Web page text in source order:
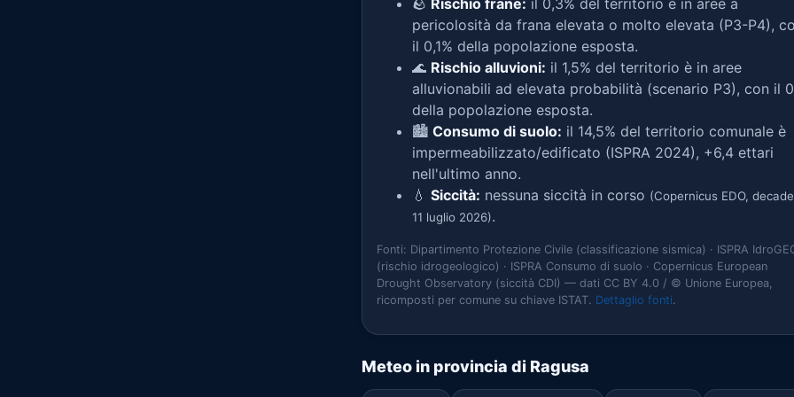
🪨 Rischio frane: il 0,3% del territorio è in aree a
pericolosità da frana elevata o molto elevata (P3-P4),
il 0,1% della popolazione esposta.
🌊 Rischio alluvioni: il 1,5% del territorio è in aree
alluvionabili ad elevata probabilità (scenario P3), con il
della popolazione esposta.
🏙️ Consumo di suolo: il 14,5% del territorio comunale è
impermeabilizzato/edificato (ISPRA 2024), +6,4 ettari
nell'ultimo anno.
💧 Siccità: nessuna siccità in corso (Copernicus EDO,
11 luglio 2026).
Fonti: Dipartimento Protezione Civile (classificazione sismica) · ISPRA
(rischio idrogeologico) · ISPRA Consumo di suolo · Copernicus European
Drought Observatory (siccità CDI) — dati CC BY 4.0 / © Unione Europea,
ricomposti per comune su chiave ISTAT. Dettaglio fonti.
Meteo in provincia di Ragusa